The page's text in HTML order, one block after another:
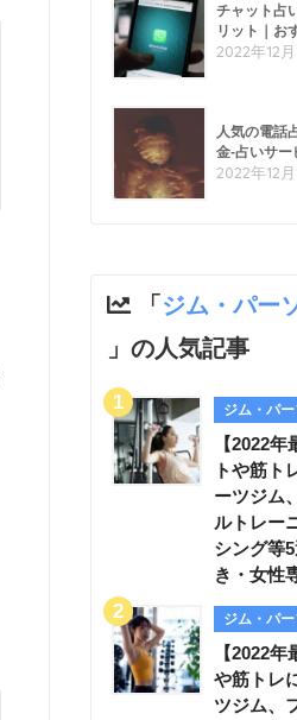
チャット占
リット｜お
2022年12
人気の電話
金-占いサー
2022年12
「ジム・パー
」の人気記事
ジム・パ
【2022
トや筋ト
ーツジム
ルトレー
シング等
き・女性
ジム・パ
【2022
や筋トレ
ツジム、